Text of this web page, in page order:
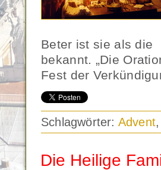
Beter ist sie als die
bekannt. „Die
Fest der
Schlagwörter: Advent,
Die Heilige